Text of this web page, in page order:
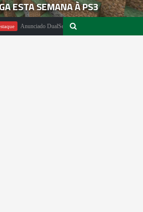
ESTA SEMANA À PS3
Anunciado DualSense The Last of Us Limited Edition